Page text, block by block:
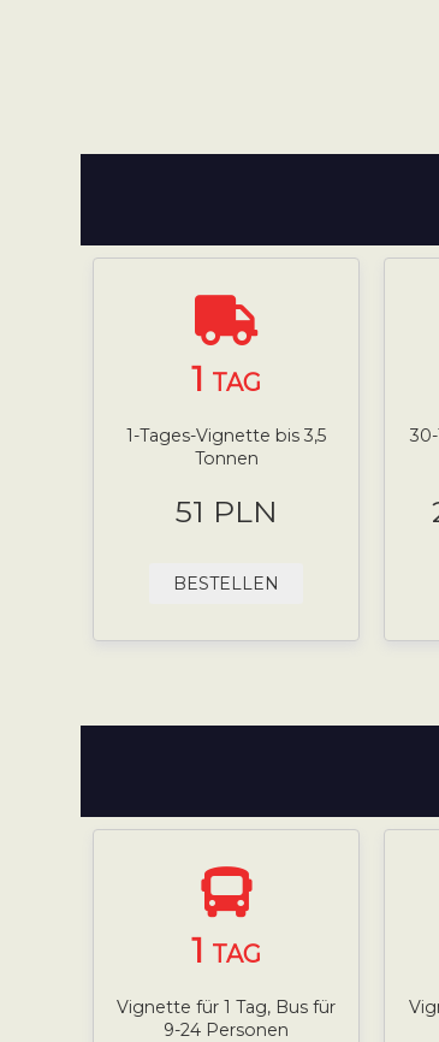
1 TAG
1-Tages-Vignette bis 3,5
Tonnen
51 PLN
BESTELLEN
1 TAG
Vignette für 1 Tag, Bus für
9-24 Personen